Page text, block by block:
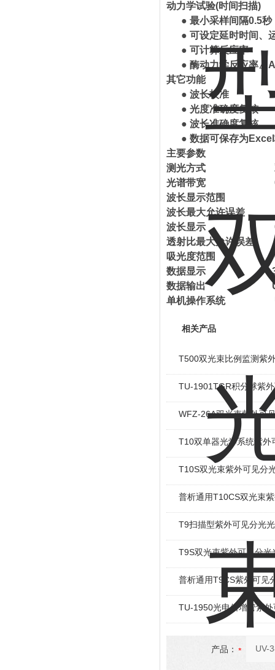
动力学试验(时间扫描)
● 最小采样间隔0.5秒
● 可设定延时时间、
● 可计算反应率
● 酶动力学反应率
其它功能
● 波长校准
● 光度准确度复核
● 波长准确度复核
● 数据可保存为Excel
主要参数
测光方式 双
光谱带宽 0.5/1/2/
波长显示范围
波长最大允许误差
波长显示
透射比最大允许误差
吸光度范围
0-
数据显示
数据输出USB
单机操作系统Unico
相关产品
T500双光束比例监测紫
TU-1901TGR积分球紫
WFZ-26A双光束紫外可
T10双单器光学系统紫外
T10S双光束紫外可见分
普析通用T10CS双光束
T9扫描型紫外可见分光
T9S双光束紫外可见分光
普析通用T9CS紫外可见
TU-1950光电倍增管紫
产品：